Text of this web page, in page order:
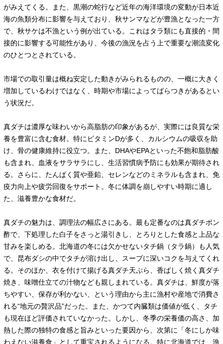
がみえてくる。また、黒潮の蛇行など近年の海洋環境の変動が日本近
海の魚類分布に影響を与えており、秋サンマなどが豊漁となった一方
で、秋サケは不漁という例が出ている。これはタラ類にも直接的・間
接的に影響する可能性があり、今後の漁況を占う上で重要な潮流変化
のひとつとされている。
市場での取引量は概ね安定した動きがみられるものの、一概に大きく
増加しているわけではなく、時期や市場によってばらつきがあるとい
う状況だ。
真ダチは濃厚な味わいから高脂肪の印象があるが、実際には良質な栄
養を豊富に含む食材。特にビタミンDが多く、カルシウムの吸収を助
け、骨の健康維持に役立つ。また、DHAやEPAといった不飽和脂肪酸
も含まれ、血液をサラサラにし、生活習慣病予防にも効果が期待され
る。さらに、たんぱく質や亜鉛、セレンなどのミネラルも含まれ、免
疫力向上や疲労回復をサポート。冬に体調を崩しやすい時期に適し
た、滋養豊かな食材だ。
真ダチの魅力は、調理法の幅広さにある。最も定番なのは真ダチポン
酢で、下処理した白子をさっと湯引きし、とろりとした食感と上品な
甘みを楽しめる。北海道の冬には欠かせないタチ鍋（タラ鍋）も人気
で、昆布ダシの中でタチが溶け出し、スープに深いコクを与えてくれ
る。そのほか、衣を付けて揚げる真ダチ天ぷら、香ばしく焼く真ダチ
焼き、味噌仕立ての汁物なども親しまれている。真ダチは、鮮度が落
ちやすい、保存が利かない、という理由から主に漁村や産地で消費さ
れる“地元の贅沢品”だった。また、かつて内臓類は価値が低く、タチ
も現在ほど評価されていなかった。しかし、冬季の栄養価の高さ、加
熱した際の独特の食感と旨みといった要因から、次第に「冬にしか味
わえない滋養食」として重宝されるようになる。特に北海道では、漁